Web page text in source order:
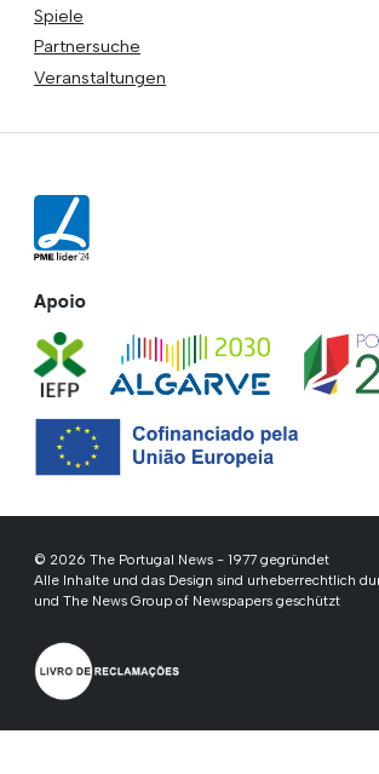
Spiele
Partnersuche
Veranstaltungen
Apoio
© 2026 The Portugal News - 1977 gegründet
Alle Inhalte und das Design sind urheberrechtlich
und The News Group of Newspapers geschützt